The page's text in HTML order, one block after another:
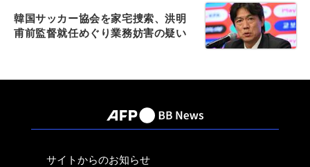
韓国サッカー協会を家宅捜索、洪明
甫前監督就任めぐり業務妨害の疑い
サイトからのお知らせ